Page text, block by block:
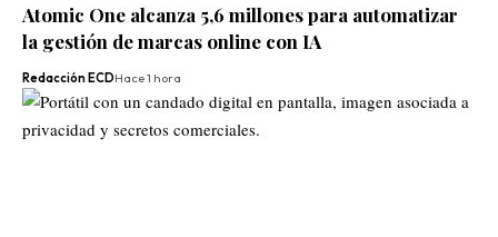
Atomic One alcanza 5,6 millones para automatizar
la gestión de marcas online con IA
Redacción ECDHace 1 hora